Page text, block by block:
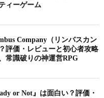
ィーゲーム
Company（リンバスカン
評価・レビューと初心者攻略
常識破りの神運営RPG
or Not』は面白い？評価・